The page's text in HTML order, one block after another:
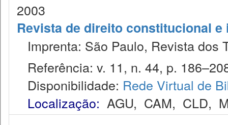
2003
Revista de direito constitucional e
Imprenta: São Paulo, Revista dos
Referência: v. 11, n. 44, p.
Disponibilidade: Rede Virtual de
Localização: AGU, CAM, CLD,